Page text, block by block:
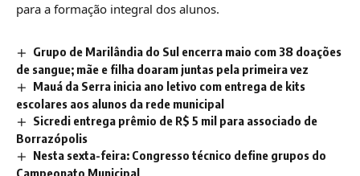
para a formação integral dos alunos.
Grupo de Marilândia do Sul encerra maio com 38 doações
de sangue; mãe e filha doaram juntas pela primeira vez
Mauá da Serra inicia ano letivo com entrega de kits
escolares aos alunos da rede municipal
Sicredi entrega prêmio de R$ 5 mil para associado de
Borrazópolis
Nesta sexta-feira: Congresso técnico define grupos do
Campeonato Municipal